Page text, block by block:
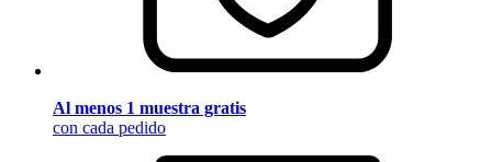
Al menos 1 muestra gratis
con cada pedido